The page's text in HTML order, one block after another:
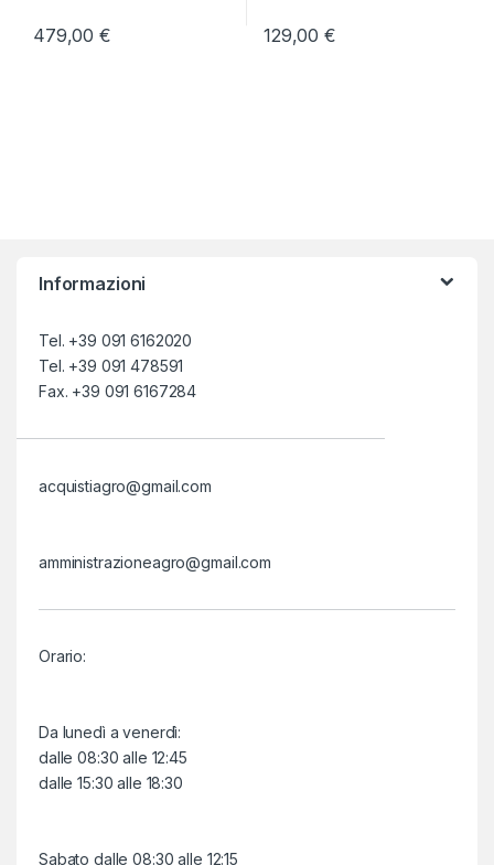
479,00€ 129,00€
Informazioni
Tel. +39 091 6162020
Tel. +39 091 478591
Fax. +39 091 6167284
acquistiagro@gmail.com
amministrazioneagro@gmail.com
Orario:
Da lunedì a venerdì:
dalle 08:30 alle 12:45
dalle 15:30 alle 18:30
Sabato dalle 08:30 alle 12:15